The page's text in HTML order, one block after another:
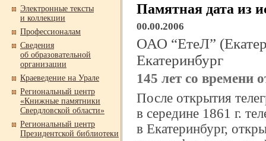
Электронные тексты
и коллекции
Профессионалам
Сведения
об образовательной
организации
Краеведение на Урале
Региональный центр
«Книжные памятники
Свердловской области»
Региональный центр
Президентской библиотеки
Памятная дата из
00.00.2006
ОАО “ЕтеЛ”
Екатеринбург
145 лет со времени
После открытия
в середине 1861 г.
в Екатеринбург,